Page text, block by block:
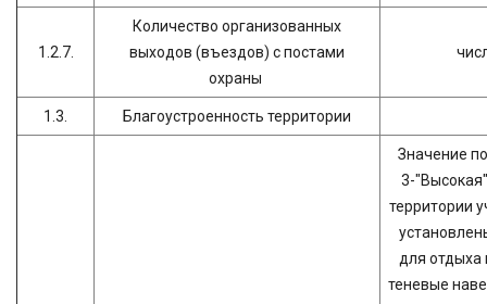
1.2.7.
Количество организованных
выходов (въездов) с постами
охраны
1.3. Благоустроенность территории
Значение
3-
территории
для отдыха
теневые